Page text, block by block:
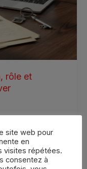
rôle et
quotidienne. Il ne
site web pour
en
visites répétées.
consentez à